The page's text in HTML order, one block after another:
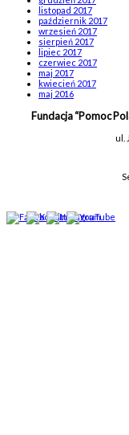
listopad 2017
październik 2017
wrzesień 2017
sierpień 2017
lipiec 2017
czerwiec 2017
maj 2017
kwiecień 2017
maj 2016
Fundacja “Pomoc
ul.